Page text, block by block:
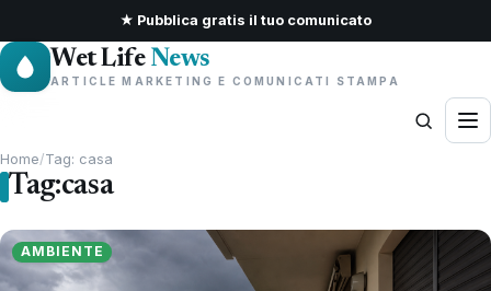
★ Pubblica gratis il tuo comunicato
Wet Life News
ARTICLE MARKETING E COMUNICATI STAMPA
Home/Tag: casa
Tag:casa
AMBIENTE